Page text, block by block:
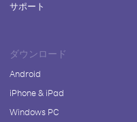
サポート
ダウンロード
Android
iPhone & iPad
Windows PC